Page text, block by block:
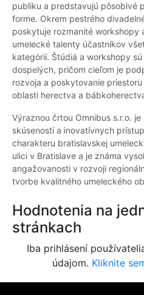
publiku a predstavujú pôsobivé
forme. Okrem pestrého
poskytuje rozmanité workshopy
umelecké talenty účastníkov
kategórií. Štúdiá a workshopy
dospelých, pričom cieľom je
rozvoja a poskytovanie
oblasti herectva a
Výraznou črtou Omnibus s.r.o.
skúseností a inovatívnych
charakteru bratislavskej
ulici v Bratislave a je známa
angažovanosti v rozvoji
tvorbe kvalitného umeleckého
Hodnotenia na
stránkach
Iba prihlásení
údajom. Kliknite